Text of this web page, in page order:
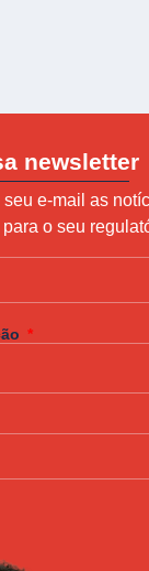
newsletter
e-mail as
o seu